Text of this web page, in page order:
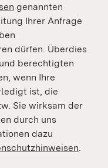
genannten
Ihrer Anfrage
dürfen. Überdies
berechtigten
wenn Ihre
ist, die
Sie wirksam der
durch uns
dazu
.